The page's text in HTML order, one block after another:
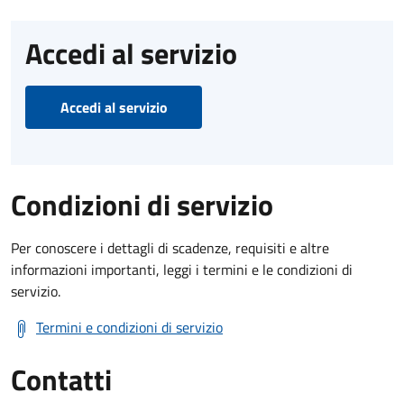
Accedi al servizio
Accedi al servizio
Condizioni di servizio
Per conoscere i dettagli di scadenze, requisiti e altre
informazioni importanti, leggi i termini e le condizioni di
servizio.
Termini e condizioni di servizio
Contatti